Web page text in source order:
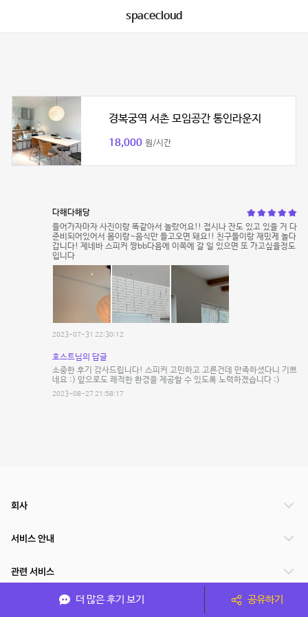
spacecloud
경복궁역 서촌 모임공간 통인라운지
18,000 원/시간
다해다해당
들어가자마자 사진이랑 똑같아서 놀랐어요!! 접시나 잔도 있고 있을 거 다
준비되어있어서 몸이랑~음식만 들고오면 돼요!! 친구들이랑 재밌게 놀다
갑니다! 제네바 스피커 짱bb다음에 이쪽에 갈 일 있으면 또 가고싶을정도
입니다
2023-07-31 22:30:12
호스트님의 답글
소중한 후기 감사드립니다! 스피커 고민하고 고른건데 만족하셨다니 기쁘
네요 :) 앞으로도 쾌적한 환경을 제공할 수 있도록 노력하겠습니다 :)
2023-08-27 21:58:17
더 많은 후기 보기 공유하기
회사
서비스 안내
관련 서비스